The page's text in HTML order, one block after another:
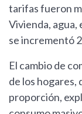
tarifas fueron
Vivienda,
se incrementó
El cambio de
de los hogares,
proporción,